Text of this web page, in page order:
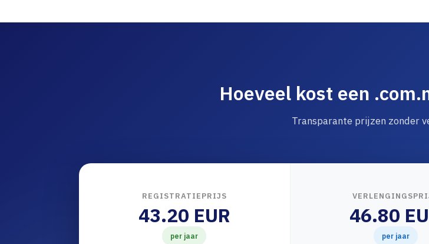
Hoeveel kost een
Transparante prijzen zonder
REGISTRATIEPRIJS
43.20 EUR
per jaar
46.80
per jaar